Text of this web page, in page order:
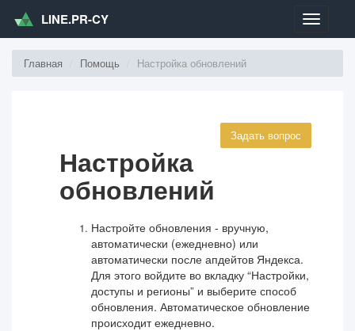
Меню
LINE.PR-CY
Главная Помощь Настройка обновлений
Задать вопрос
Настройка
обновлений
Настройте обновления - вручную,
автоматически (ежедневно) или
автоматически после апдейтов Яндекса.
Для этого войдите во вкладку “Настройки,
доступы и регионы” и выберите способ
обновления. Автоматическое обновление
происходит ежедневно.